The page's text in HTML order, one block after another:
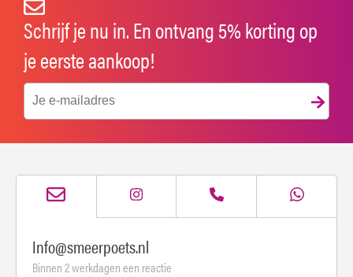
Schrijf je nu in. En ontvang 5% korting op
je eerste aankoop!
Info@smeerpoets.nl
Binnen 2 werkdagen een reactie